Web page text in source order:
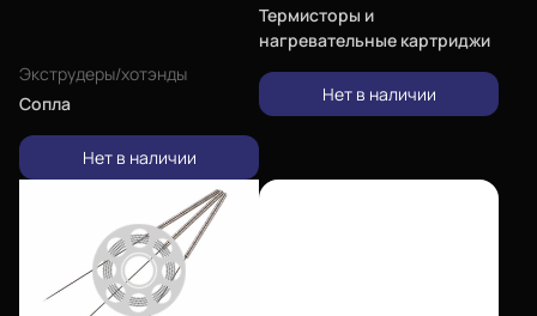
Экструдеры/хотэнды
Сопла
Нет в наличии
Термисторы и
нагревательные картриджи
Нет в наличии